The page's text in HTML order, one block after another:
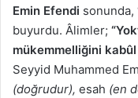
Emin Efendi sonunda,
buyurdu. Âlimler;
mükemmelliğini
Seyyid Muhammed
(doğrudur), esah (en